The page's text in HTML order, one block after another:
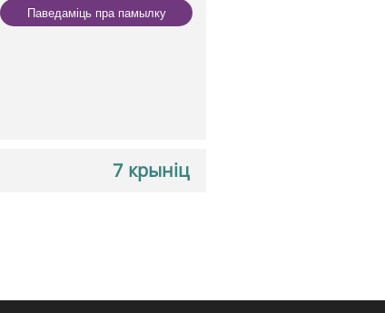
Паведаміць пра памылку
7 крыніц